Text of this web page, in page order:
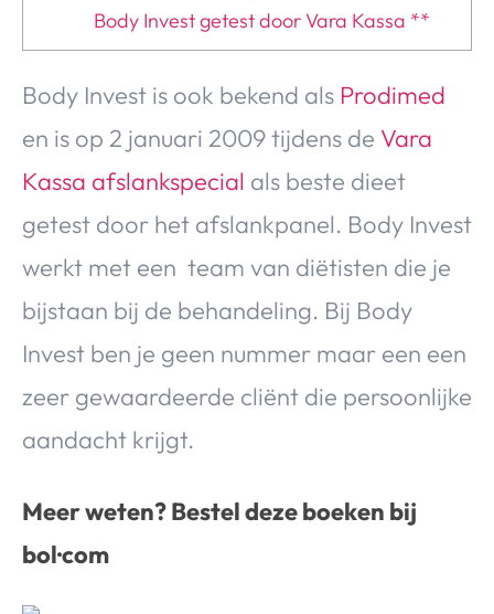
Body Invest getest door Vara Kassa **
Body Invest is ook bekend als Prodimed
en is op 2 januari 2009 tijdens de Vara
Kassa afslankspecial als beste dieet
getest door het afslankpanel. Body Invest
werkt met een team van diëtisten die je
bijstaan bij de behandeling. Bij Body
Invest ben je geen nummer maar een een
zeer gewaardeerde cliënt die persoonlijke
aandacht krijgt.
Meer weten? Bestel deze boeken bij
bol·com